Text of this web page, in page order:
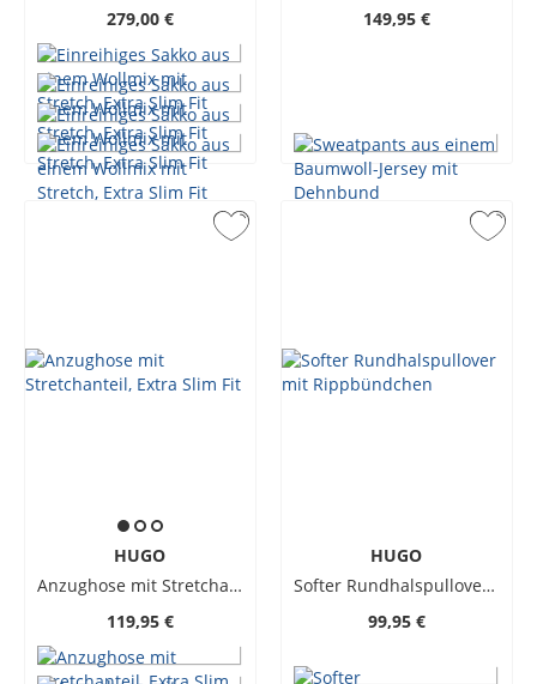
279,00 €
149,95 €
HUGO
Anzughose mit Stretchanteil, Extra Slim Fit
119,95 €
HUGO
Softer Rundhalspullover mit Rippbündchen
99,95 €